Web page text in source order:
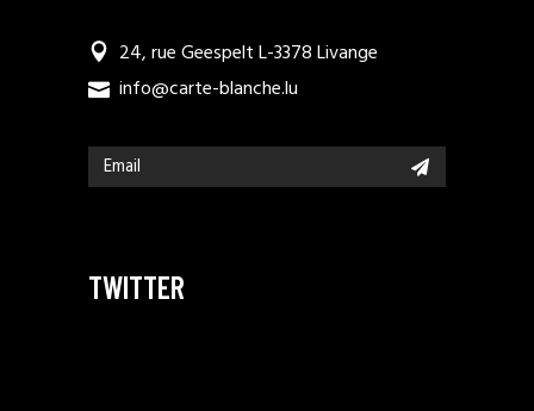
24, rue Geespelt L-3378 Livange
info@carte-blanche.lu
TWITTER